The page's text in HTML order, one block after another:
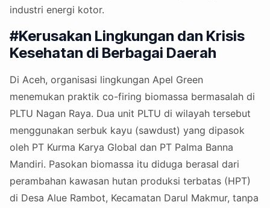
industri energi kotor.
#Kerusakan Lingkungan dan Krisis
Kesehatan di Berbagai Daerah
Di Aceh, organisasi lingkungan Apel Green
menemukan praktik co-firing biomassa bermasalah di
PLTU Nagan Raya. Dua unit PLTU di wilayah tersebut
menggunakan serbuk kayu (sawdust) yang dipasok
oleh PT Kurma Karya Global dan PT Palma Banna
Mandiri. Pasokan biomassa itu diduga berasal dari
perambahan kawasan hutan produksi terbatas (HPT)
di Desa Alue Rambot, Kecamatan Darul Makmur, tanpa